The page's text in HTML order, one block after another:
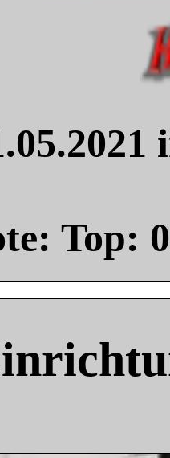
Top: 0